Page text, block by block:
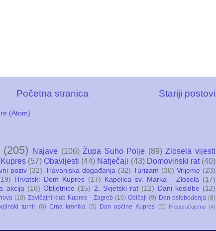
Stariji postovi
Početna stranica
(Atom)
(205) Najave (106) Župa Suho Polje (89) Zlosela vijesti
(57) Obavijesti (44) Natječaji (43) Domovinski rat (40)
poziv (32) Travanjska događanja (32) Turizam (30) Vrijeme (23)
Hrvatski Dom Kupres (17) Kapelica sv. Marka - Zlosela (17)
akcija (16) Obljetnice (15) 2. Svjetski rat (12) Dani kosidbe (12)
(10) Zavičajni klub Kupres - Zagreb (10) Običaji (9) Dan oslobođenja (8)
turnir (6) Crna kronika (5) Dan općine Kupres (5) Preporučujemo (4)